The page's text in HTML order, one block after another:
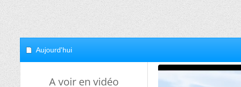
Aujourd'hui
A voir en vidéo